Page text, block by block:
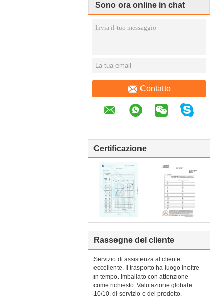
Sono ora online in chat
Contatto
Certificazione
Rassegne del cliente
Servizio di assistenza al cliente
eccellente. Il trasporto ha luogo inoltre
in tempo. Imballato con attenzione
come richiesto. Valutazione globale
10/10. di servizio e del prodotto.